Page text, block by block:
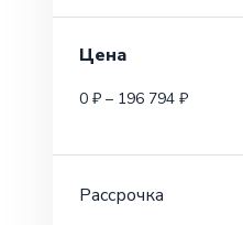
Цена
0 ₽ – 196 794 ₽
Рассрочка